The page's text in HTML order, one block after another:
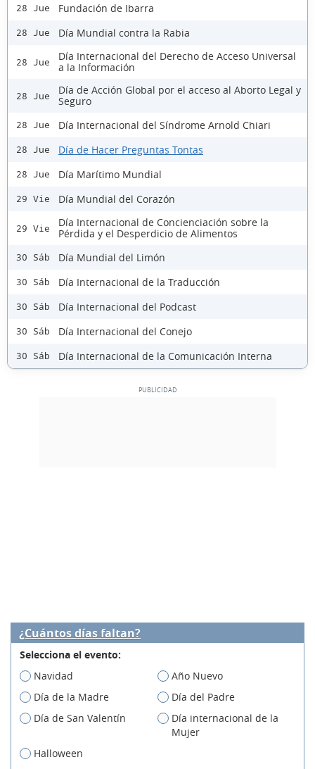
28 Jue Fundación de Ibarra
28 Jue Día Mundial contra la Rabia
28 Jue
Día Internacional del Derecho de Acceso Universal
a la Información
28 Jue
Día de Acción Global por el acceso al Aborto Legal y
Seguro
28 Jue Día Internacional del Síndrome Arnold Chiari
28 Jue Día de Hacer Preguntas Tontas
28 Jue Día Marítimo Mundial
29 Vie Día Mundial del Corazón
29 Vie
Día Internacional de Concienciación sobre la
Pérdida y el Desperdicio de Alimentos
30 Sáb Día Mundial del Limón
30 Sáb Día Internacional de la Traducción
30 Sáb Día Internacional del Podcast
30 Sáb Día Internacional del Conejo
30 Sáb Día Internacional de la Comunicación Interna
¿Cuántos días faltan?
Selecciona el evento:
Navidad
Año Nuevo
Día de la Madre
Día del Padre
Día de San Valentín
Día internacional de la
Mujer
Halloween